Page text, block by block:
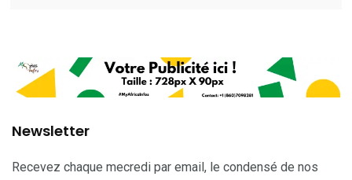
Newsletter
Recevez chaque mecredi par email, le condensé de nos